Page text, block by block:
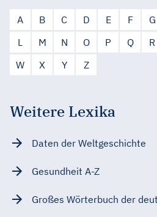
A B C D E F G
L
M N O P Q R
W
X Y Z
Weitere Lexika
Daten der Weltgeschichte
Gesundheit A-Z
Großes Wörterbuch der